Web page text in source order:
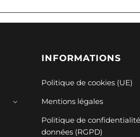
INFORMATIONS
Politique de cookies (UE)
Mentions légales
Politique de
données (RGPD)